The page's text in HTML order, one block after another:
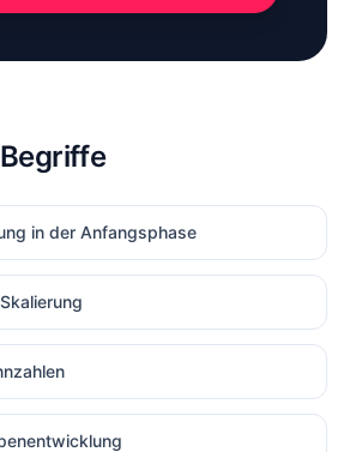
in der Anfangsphase